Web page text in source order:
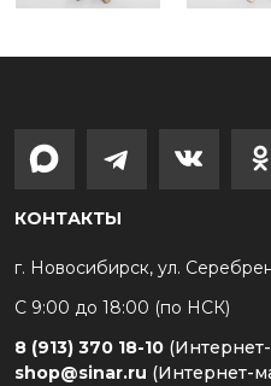
КОНТАКТЫ
г. Новосибирск, ул.
С 9:00 до 18:00 (по НСК)
8 (913) 370 18-10
shop@sinar.ru (Интернет-